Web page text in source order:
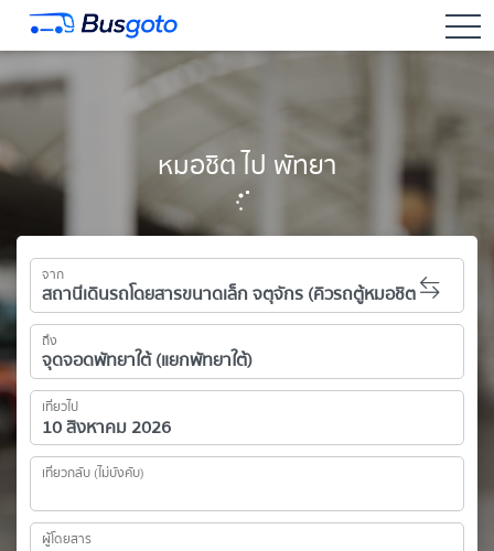
หมอชิต ไป พัทยา
จาก
ถึง
เที่ยวไป
เที่ยวกลับ (ไม่บังคับ)
ผู้โดยสาร